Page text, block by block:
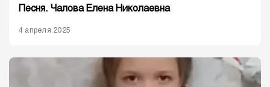
Песня. Чалова Елена Николаевна
4 апреля 2025